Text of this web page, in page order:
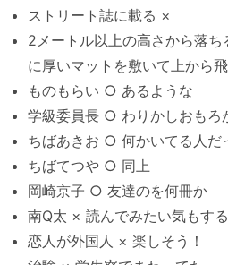
ストリート誌に載る ×
2メートル以上の高さから落
に厚いマットを敷いて上から
ものもらい ○ あるような
学級委員長 ○ わりかしおもろ
ちばあきお ○ 何かいてる人だ
ちばてつや ○ 同上
岡崎京子 ○ 友達のを何冊か
南Q太 × 読んでみたい気もする
恋人が外国人 × 楽しそう！